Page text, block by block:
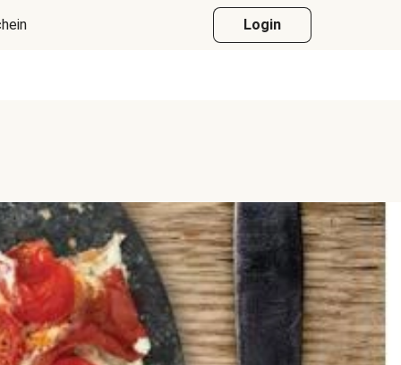
Login